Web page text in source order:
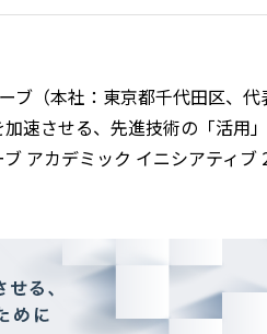
（本社：東京都千代田区、代
速させる、先進技術の「活用
アカデミック イニシアティブ